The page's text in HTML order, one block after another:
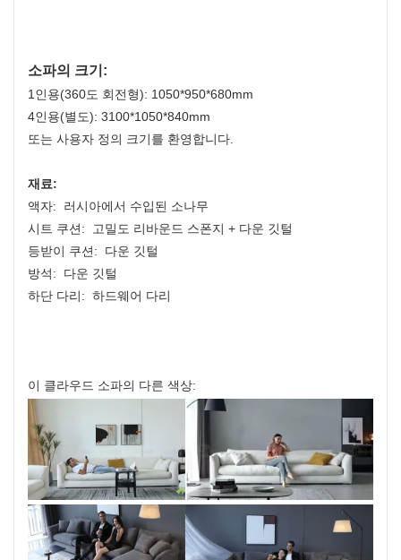
소파의 크기:
1인용(360도 회전형): 1050*950*680mm
4인용(별도): 3100*1050*840mm
또는 사용자 정의 크기를 환영합니다.
재료:
액자: 러시아에서 수입된 소나무
시트 쿠션: 고밀도 리바운드 스폰지 + 다운 깃털
등받이 쿠션: 다운 깃털
방석: 다운 깃털
하단 다리: 하드웨어 다리
이 클라우드 소파의 다른 색상: